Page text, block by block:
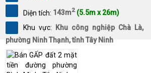
Diện tích: 143m2 (5.5m x 26m)
Khu vực:
Khu công nghiệp Chà Là,
phường Ninh Thạnh, tỉnh Tây Ninh